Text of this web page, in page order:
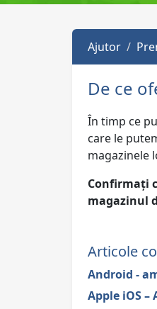
Ajutor
De ce
În timp ce
care le
magazinele
Confirmați
magazinul
Articole
Android -
Apple iOS